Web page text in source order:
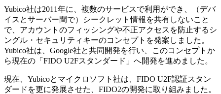
Yubico社は2011年に、複数のサービスで利用ができ、（デバ
イスとサーバー間で）シークレット情報を共有しないこと
で、アカウントのフィッシングや不正アクセスを防止するシ
ングル・セキュリティキーのコンセプトを発案しました。
Yubico社は、Google社と共同開発を行い、このコンセプトか
ら現在の「FIDO U2Fスタンダード」へ開発を進めました。
現在、Yubicoとマイクロソフト社は、FIDO U2F認証スタン
ダードを更に発展させた、FIDO2の開発に取り組みました。